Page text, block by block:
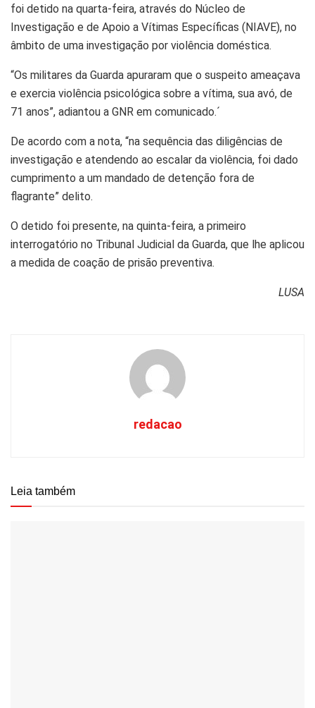
foi detido na quarta-feira, através do Núcleo de
Investigação e de Apoio a Vítimas Específicas (NIAVE), no
âmbito de uma investigação por violência doméstica.
“Os militares da Guarda apuraram que o suspeito ameaçava
e exercia violência psicológica sobre a vítima, sua avó, de
71 anos”, adiantou a GNR em comunicado.´
De acordo com a nota, “na sequência das diligências de
investigação e atendendo ao escalar da violência, foi dado
cumprimento a um mandado de detenção fora de
flagrante” delito.
O detido foi presente, na quinta-feira, a primeiro
interrogatório no Tribunal Judicial da Guarda, que lhe aplicou
a medida de coação de prisão preventiva.
LUSA
redacao
Leia também